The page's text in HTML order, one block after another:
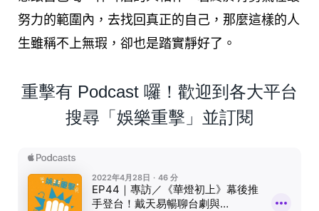
努力的範圍內，去找回真正的自己，那麼這樣的人
生雖稱不上無瑕，卻也是踏實靜好了。
重擊有 Podcast 囉！歡迎到各大平台
搜尋「娛樂重擊」並訂閱